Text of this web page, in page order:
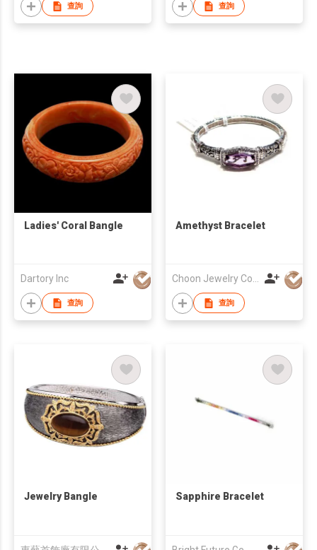
查詢 查詢
Ladies' Coral Bangle
Dartory Inc
查詢
Amethyst Bracelet
Choon Jewelry Co Ltd
查詢
Jewelry Bangle Sapphire Bracelet